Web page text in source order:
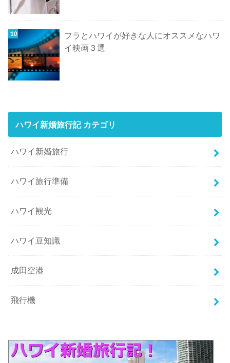
フラとハワイが好きな人にオススメなハワ
イ映画３選
ハワイ新婚旅行記 カテゴリ
ハワイ新婚旅行
ハワイ旅行準備
ハワイ観光
ハワイ豆知識
成田空港
飛行機